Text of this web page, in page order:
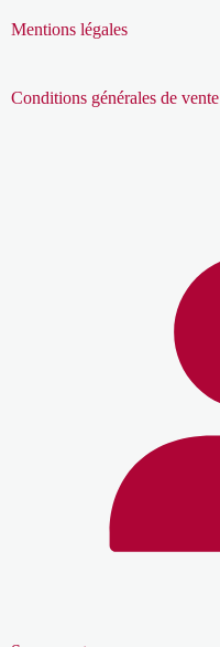
Mentions légales
Conditions générales de vente